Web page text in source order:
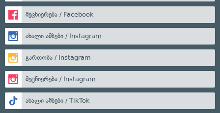
მეცნიერება / Facebook
ახალი ამბები / Instagram
გართობა / Instagram
მეცნიერება / Instagram
ახალი ამბები / TikTok